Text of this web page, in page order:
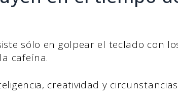
sólo en golpear el teclado con
cafeína.
creatividad y